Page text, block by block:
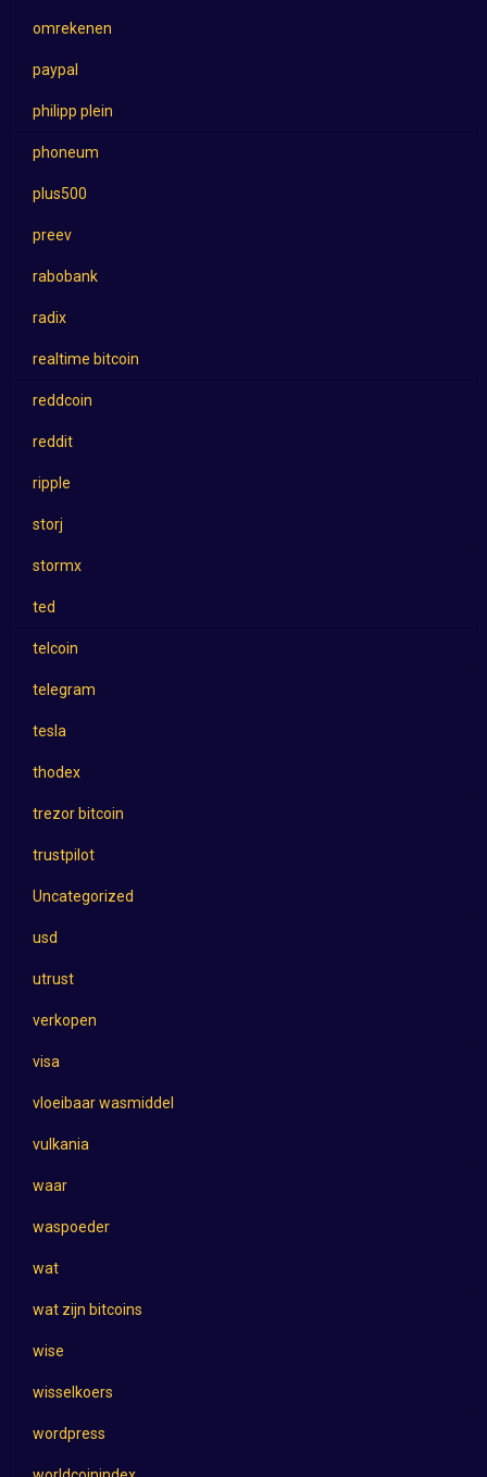
omrekenen
paypal
philipp plein
phoneum
plus500
preev
rabobank
radix
realtime bitcoin
reddcoin
reddit
ripple
storj
stormx
ted
telcoin
telegram
tesla
thodex
trezor bitcoin
trustpilot
Uncategorized
usd
utrust
verkopen
visa
vloeibaar wasmiddel
vulkania
waar
waspoeder
wat
wat zijn bitcoins
wise
wisselkoers
wordpress